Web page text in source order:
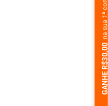
na sua 1ª compra